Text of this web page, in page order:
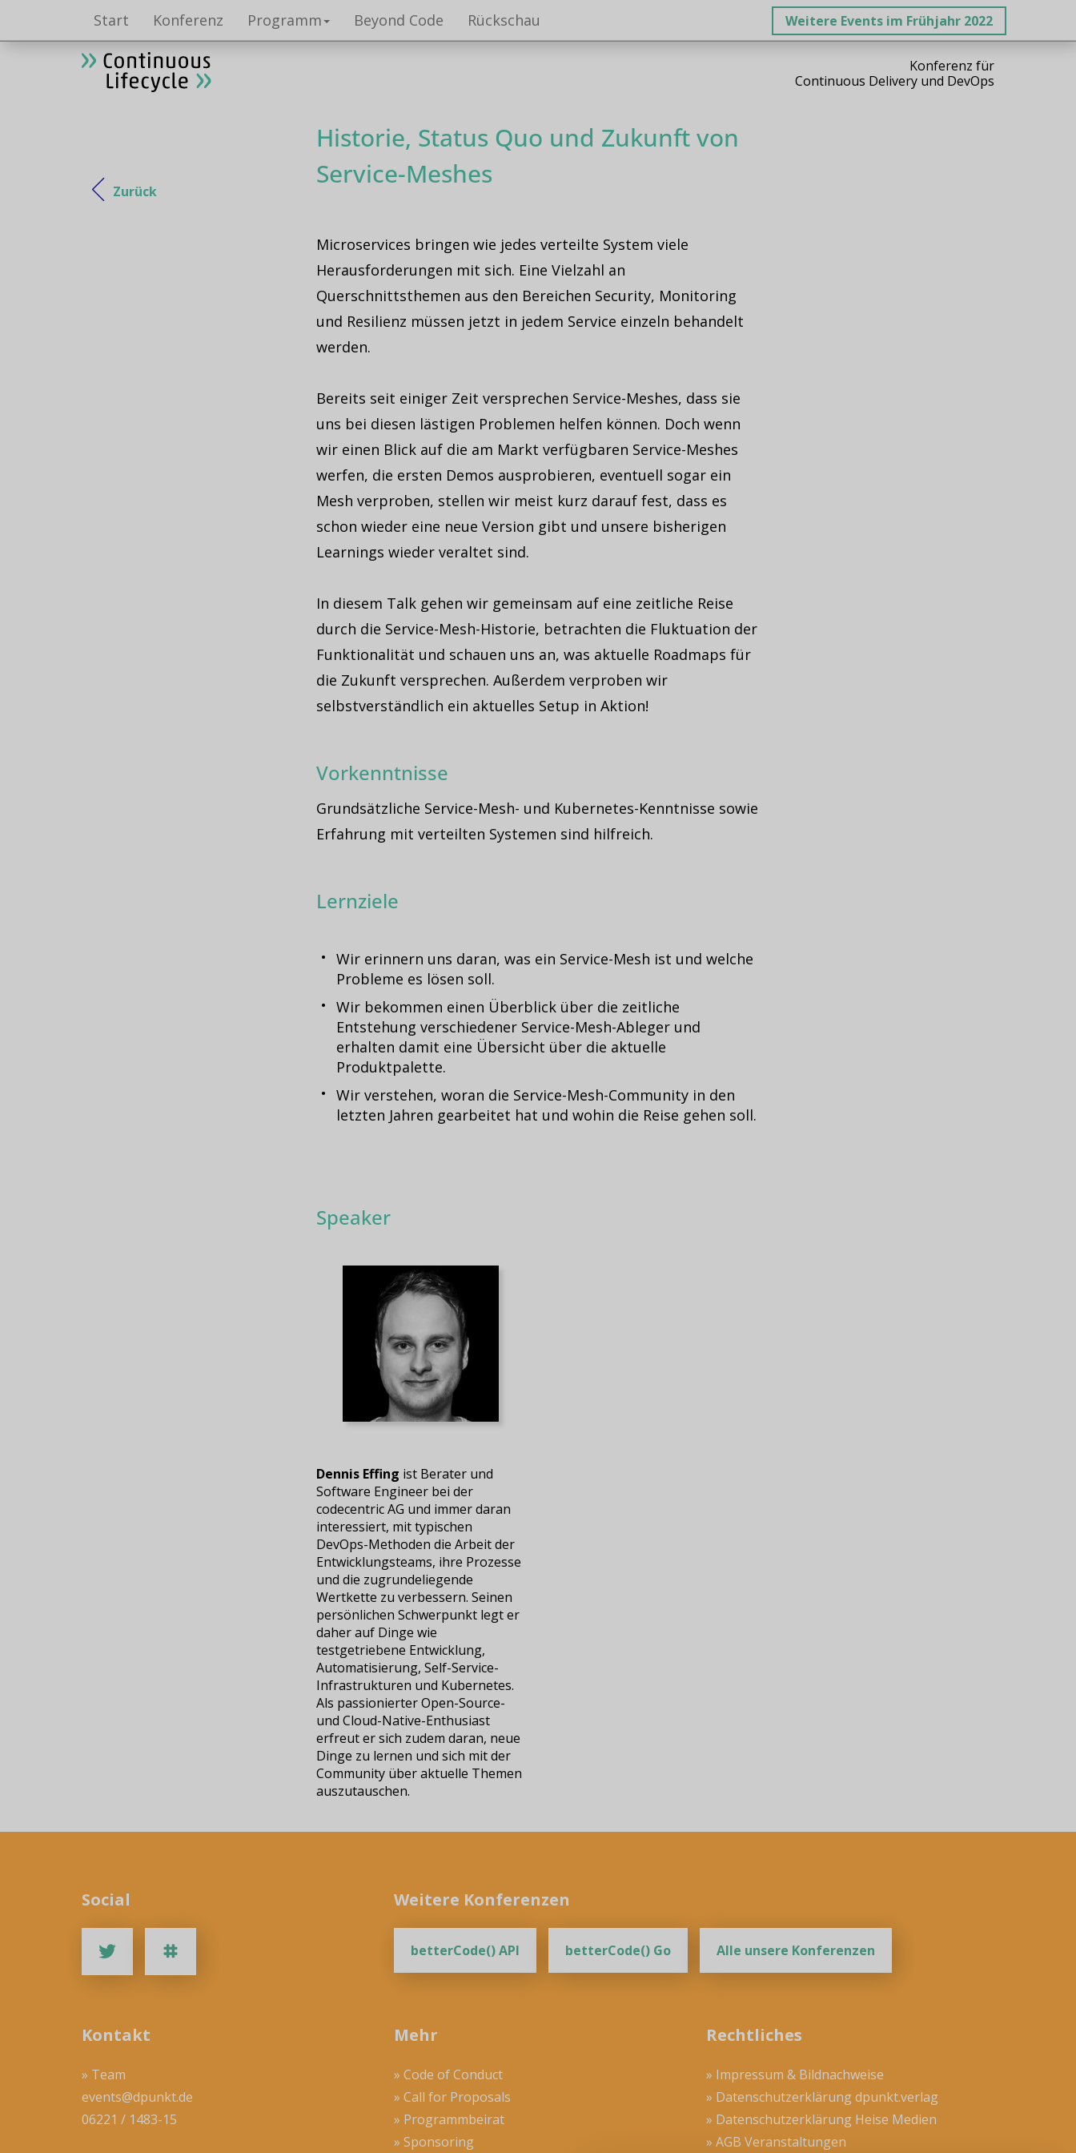
Start Konferenz Programm Beyond Code Rückschau Weitere Events im Frühjahr 2022
Konferenz für
Continuous Delivery und DevOps
Zurück
Historie, Status Quo und Zukunft von
Service-Meshes
Microservices bringen wie jedes verteilte System viele
Herausforderungen mit sich. Eine Vielzahl an
Querschnittsthemen aus den Bereichen Security, Monitoring
und Resilienz müssen jetzt in jedem Service einzeln behandelt
werden.
Bereits seit einiger Zeit versprechen Service-Meshes, dass sie
uns bei diesen lästigen Problemen helfen können. Doch wenn
wir einen Blick auf die am Markt verfügbaren Service-Meshes
werfen, die ersten Demos ausprobieren, eventuell sogar ein
Mesh verproben, stellen wir meist kurz darauf fest, dass es
schon wieder eine neue Version gibt und unsere bisherigen
Learnings wieder veraltet sind.
In diesem Talk gehen wir gemeinsam auf eine zeitliche Reise
durch die Service-Mesh-Historie, betrachten die Fluktuation der
Funktionalität und schauen uns an, was aktuelle Roadmaps für
die Zukunft versprechen. Außerdem verproben wir
selbstverständlich ein aktuelles Setup in Aktion!
Vorkenntnisse
Grundsätzliche Service-Mesh- und Kubernetes-Kenntnisse sowie
Erfahrung mit verteilten Systemen sind hilfreich.
Lernziele
Wir erinnern uns daran, was ein Service-Mesh ist und welche
Probleme es lösen soll.
Wir bekommen einen Überblick über die zeitliche
Entstehung verschiedener Service-Mesh-Ableger und
erhalten damit eine Übersicht über die aktuelle
Produktpalette.
Wir verstehen, woran die Service-Mesh-Community in den
letzten Jahren gearbeitet hat und wohin die Reise gehen soll.
Speaker
Dennis Effing ist Berater und
Software Engineer bei der
codecentric AG und immer daran
interessiert, mit typischen
DevOps-Methoden die Arbeit der
Entwicklungsteams, ihre Prozesse
und die zugrundeliegende
Wertkette zu verbessern. Seinen
persönlichen Schwerpunkt legt er
daher auf Dinge wie
testgetriebene Entwicklung,
Automatisierung, Self-Service-
Infrastrukturen und Kubernetes.
Als passionierter Open-Source-
und Cloud-Native-Enthusiast
erfreut er sich zudem daran, neue
Dinge zu lernen und sich mit der
Community über aktuelle Themen
auszutauschen.
Social Weitere Konferenzen
betterCode() API betterCode() Go Alle unsere Konferenzen
Kontakt
» Team
events@dpunkt.de
06221 / 1483-15
Mehr
» Code of Conduct
» Call for Proposals
» Programmbeirat
» Sponsoring
Rechtliches
» Impressum & Bildnachweise
» Datenschutzerklärung dpunkt.verlag
» Datenschutzerklärung Heise Medien
» AGB Veranstaltungen